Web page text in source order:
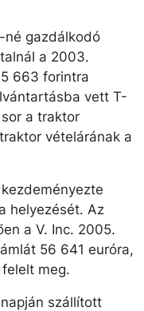
né gazdálkodó
a 2003.
663 forintra
vett T-
a traktor
vételárának a
helyezését. Az
a V. Inc. 2005.
56 641 euróra,
meg.
szállított